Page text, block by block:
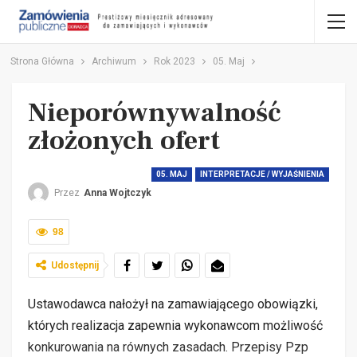
Strona Główna Archiwum Rok 2023 05. Maj
Nieporównywalność
złożonych ofert
05. MAJ INTERPRETACJE / WYJAŚNIENIA
Przez Anna Wojtczyk
98
Udostępnij
Ustawodawca nałożył na zamawiającego obowiązki,
których realizacja zapewnia wykonawcom możliwość
konkurowania na równych zasadach. Przepisy Pzp